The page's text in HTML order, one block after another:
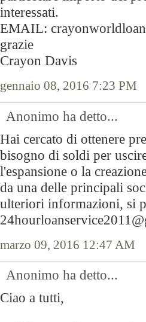
interessati.
EMAIL:
grazie
Crayon Davis
gennaio 08, 2016 7:23 PM
Anonimo ha detto...
Hai cercato di ottenere
bisogno di soldi per
l'espansione o la
da una delle principali
ulteriori informazioni, si
marzo 09, 2016 12:47 AM
Anonimo ha detto...
Ciao a tutti,